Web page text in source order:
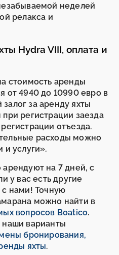
неделей
релакса и
Hydra VIII, оплата и
стоимость аренды
от 4940 до 10990 евро в
за аренду яхты
регистрации заезда
отъезда.
расходы можно
и услуги».
на 7 дней, с
у вас есть другие
с нами! Точную
можно найти в
вопросов Boatico.
варианты
бронирования,
яхты.